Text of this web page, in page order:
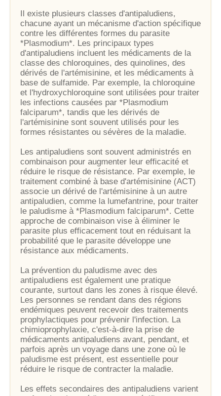
Il existe plusieurs classes d'antipaludiens,
chacune ayant un mécanisme d'action spécifique
contre les différentes formes du parasite
*Plasmodium*. Les principaux types
d'antipaludiens incluent les médicaments de la
classe des chloroquines, des quinolines, des
dérivés de l'artémisinine, et les médicaments à
base de sulfamide. Par exemple, la chloroquine
et l'hydroxychloroquine sont utilisées pour traiter
les infections causées par *Plasmodium
falciparum*, tandis que les dérivés de
l'artémisinine sont souvent utilisés pour les
formes résistantes ou sévères de la maladie.
Les antipaludiens sont souvent administrés en
combinaison pour augmenter leur efficacité et
réduire le risque de résistance. Par exemple, le
traitement combiné à base d'artémisinine (ACT)
associe un dérivé de l'artémisinine à un autre
antipaludien, comme la lumefantrine, pour traiter
le paludisme à *Plasmodium falciparum*. Cette
approche de combinaison vise à éliminer le
parasite plus efficacement tout en réduisant la
probabilité que le parasite développe une
résistance aux médicaments.
La prévention du paludisme avec des
antipaludiens est également une pratique
courante, surtout dans les zones à risque élevé.
Les personnes se rendant dans des régions
endémiques peuvent recevoir des traitements
prophylactiques pour prévenir l'infection. La
chimioprophylaxie, c'est-à-dire la prise de
médicaments antipaludiens avant, pendant, et
parfois après un voyage dans une zone où le
paludisme est présent, est essentielle pour
réduire le risque de contracter la maladie.
Les effets secondaires des antipaludiens varient